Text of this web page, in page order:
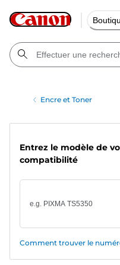
Encre et Toner
Entrez le modèle de
compatibilité
Comment trouver le